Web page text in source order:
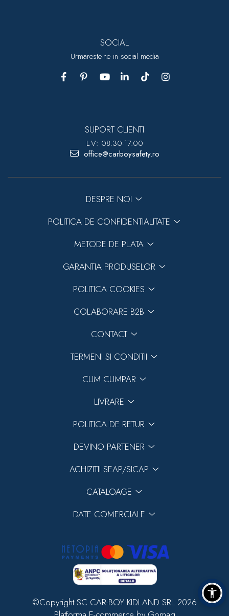
SOCIAL
Urmareste-ne in social media
SUPORT CLIENTI
L-V: 08.30-17.00
office@carboysafety.ro
DESPRE NOI
POLITICA DE CONFIDENTIALITATE
METODE DE PLATA
GARANTIA PRODUSELOR
POLITICA COOKIES
COLABORARE B2B
CONTACT
TERMENI SI CONDITII
CUM CUMPAR
LIVRARE
POLITICA DE RETUR
DEVINO PARTENER
ACHIZITII SEAP/SICAP
CATALOAGE
DATE COMERCIALE
©Copyright SC CAR-BOY KIDLAND SRL 2026